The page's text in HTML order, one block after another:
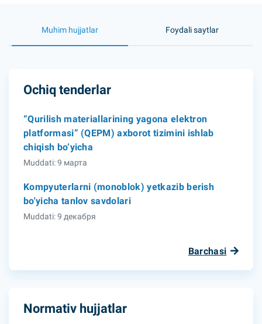
Muhim hujjatlar Foydali saytlar
Ochiq tenderlar
“Qurilish materiallarining yagona elektron
platformasi” (QEPM) axborot tizimini ishlab
chiqish bo‘yicha
Muddati: 9 марта
Kompyuterlarni (monoblok) yetkazib berish
bo'yicha tanlov savdolari
Muddati: 9 декабря
Barchasi
Normativ hujjatlar